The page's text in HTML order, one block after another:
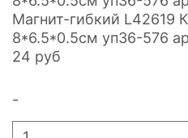
Магнит-гибкий L42619
8*6.5*0.5см уп36-576
24 руб
-